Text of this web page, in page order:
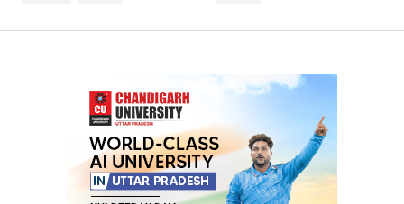
Your E-mail*
Submit Comment